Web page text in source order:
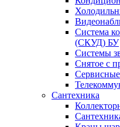
Система
(СКУД) БУ
Системы
Снятое с
Сервисные
Сантехника